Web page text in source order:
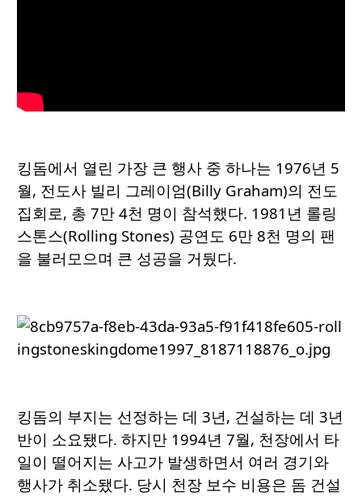
킹돔에서 열린 가장 큰 행사 중 하나는 1976년 5
월, 전도사 빌리 그레이엄(Billy Graham)의 전도
집회로, 총 7만 4천 명이 참석했다. 1981년 롤링
스톤스(Rolling Stones) 공연도 6만 8천 명의 팬
을 불러모으며 큰 성공을 거뒀다.
킹돔의 부지는 선정하는 데 3년, 건설하는 데 3년
반이 소요됐다. 하지만 1994년 7월, 천장에서 타
일이 떨어지는 사고가 발생하면서 여러 경기와
행사가 취소됐다. 당시 천장 보수 비용은 돔 건설